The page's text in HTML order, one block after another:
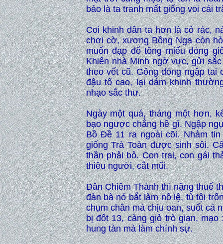
bảo là ta tranh mất giống voi cái
Coi khinh dân ta hơn là cỏ rác,
chơi cờ, xương Bồng Nga còn
muốn đạp đổ tông miếu dòng
Khiến nhà Minh ngờ vực, gửi
theo vết cũ. Gông đóng ngập tai
đậu tổ cao, lại dám khinh
nhạo sắc thư.
Ngày một quá, tháng một hơn,
bạo ngược chẳng hề gì. Ngập
Bồ Đề 11 ra ngoài cõi. Nhảm
giống Trà Toàn được sinh sôi.
thần phải bỏ. Con trai, con gái
thiêu người, cắt mũi.
Dân Chiêm Thành thì nặng thuế
đàn bà nó bắt làm nô lệ, tù tội
chụm chân mà chịu oan, suốt cả
bị đốt 13, càng giỏ trò gian,
hung tàn mà làm chính sự.